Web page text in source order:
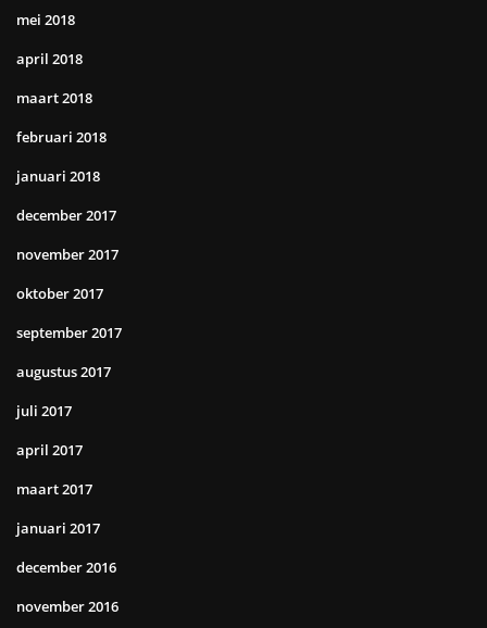
mei 2018
april 2018
maart 2018
februari 2018
januari 2018
december 2017
november 2017
oktober 2017
september 2017
augustus 2017
juli 2017
april 2017
maart 2017
januari 2017
december 2016
november 2016